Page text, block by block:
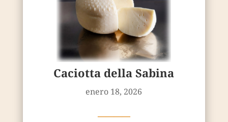
Caciotta della Sabina
enero 18, 2026
————